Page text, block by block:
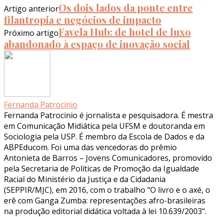
Artigo anteriorOs dois lados da ponte entre
filantropia e negócios de impacto
Próximo artigoFavela Hub: de hotel de luxo
abandonado à espaço de inovação social
Fernanda Patrocínio
Fernanda Patrocinio é jornalista e pesquisadora. É mestra
em Comunicação Midiática pela UFSM e doutoranda em
Sociologia pela USP. É membro da Escola de Dados e da
ABPEducom. Foi uma das vencedoras do prêmio
Antonieta de Barros – Jovens Comunicadores, promovido
pela Secretaria de Políticas de Promoção da Igualdade
Racial do Ministério da Justiça e da Cidadania
(SEPPIR/MJC), em 2016, com o trabalho "O livro e o axé, o
erê com Ganga Zumba: representações afro-brasileiras
na produção editorial didática voltada à lei 10.639/2003".